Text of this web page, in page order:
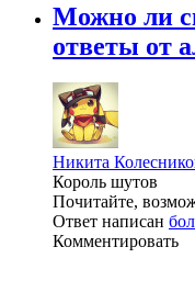
Можно ли
ответы от
Никита
Король шутов
Почитайте,
Ответ написан
Комментировать